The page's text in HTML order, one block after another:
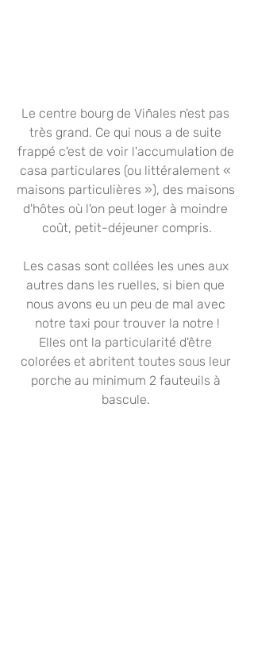
Le centre bourg de Viñales n'est pas
très grand. Ce qui nous a de suite
frappé c'est de voir l'accumulation de
casa particulares (ou littéralement «
maisons particulières »), des maisons
d'hôtes où l'on peut loger à moindre
coût, petit-déjeuner compris.
Les casas sont collées les unes aux
autres dans les ruelles, si bien que
nous avons eu un peu de mal avec
notre taxi pour trouver la notre !
Elles ont la particularité d'être
colorées et abritent toutes sous leur
porche au minimum 2 fauteuils à
bascule.